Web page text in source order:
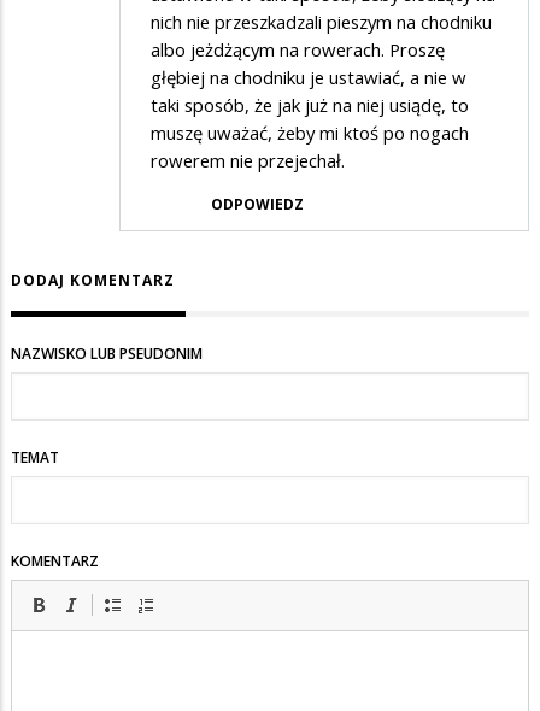
nich nie przeszkadzali pieszym na chodniku
albo jeżdżącym na rowerach. Proszę
głębiej na chodniku je ustawiać, a nie w
taki sposób, że jak już na niej usiądę, to
muszę uważać, żeby mi ktoś po nogach
rowerem nie przejechał.
ODPOWIEDZ
DODAJ KOMENTARZ
NAZWISKO LUB PSEUDONIM
TEMAT
KOMENTARZ